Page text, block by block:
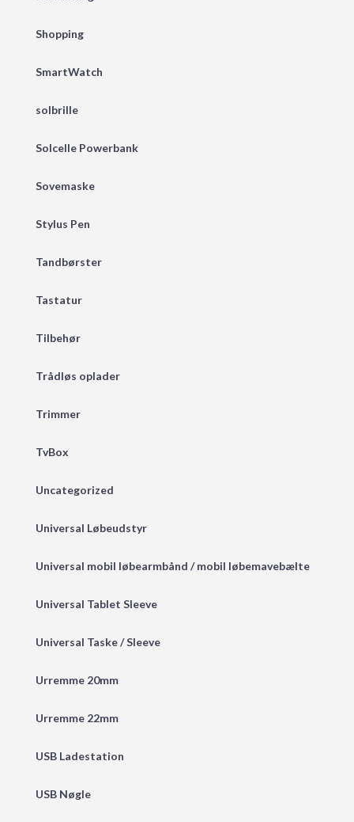
Shopping
SmartWatch
solbrille
Solcelle Powerbank
Sovemaske
Stylus Pen
Tandbørster
Tastatur
Tilbehør
Trådløs oplader
Trimmer
TvBox
Uncategorized
Universal Løbeudstyr
Universal mobil løbearmbånd / mobil løbemavebælte
Universal Tablet Sleeve
Universal Taske / Sleeve
Urremme 20mm
Urremme 22mm
USB Ladestation
USB Nøgle